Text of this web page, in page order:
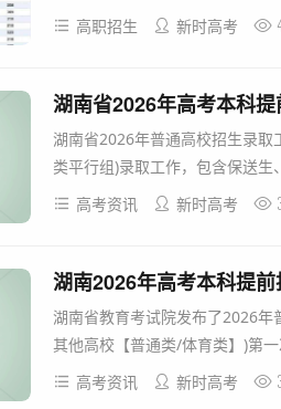
高职招生
新时高考
湖南省2026年高考本科
湖南省2026年普通高校招生录
类平行组)录取工作，包含保送
高考资讯
新时高考
湖南2026年高考本科提
湖南省教育考试院发布了2026
其他高校【普通类/体育类】)第
高考资讯
新时高考